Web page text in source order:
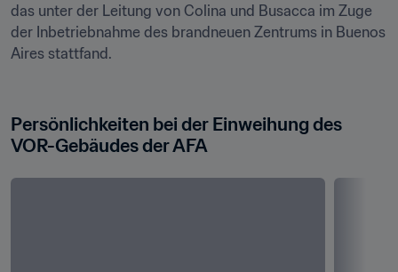
das unter der Leitung von Colina und Busacca im Zuge
der Inbetriebnahme des brandneuen Zentrums in Buenos
Aires stattfand.
Persönlichkeiten bei der Einweihung des
VOR-Gebäudes der AFA